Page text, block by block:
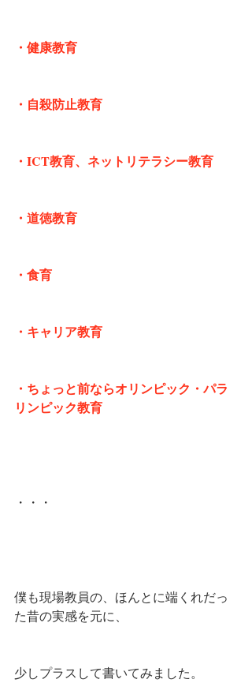
・健康教育
・自殺防止教育
・ICT教育、ネットリテラシー教育
・道徳教育
・食育
・キャリア教育
・ちょっと前ならオリンピック・パラ
リンピック教育
・・・
僕も現場教員の、ほんとに端くれだっ
た昔の実感を元に、
少しプラスして書いてみました。